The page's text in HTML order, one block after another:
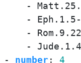
-
-
-
- Jude.1.4
- number:
4